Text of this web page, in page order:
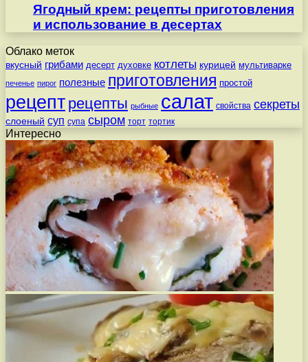
Ягодный крем: рецепты приготовления
и использование в десертах
Облако меток
вкусный грибами десерт духовке котлеты курицей мультиварке
печенье пирог полезные приготовления простой
рецепт рецепты рыбные салат свойства секреты
слоеный суп супа сыром торт тортик
Интересно